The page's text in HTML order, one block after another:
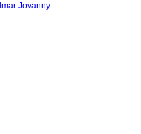
Jovanny